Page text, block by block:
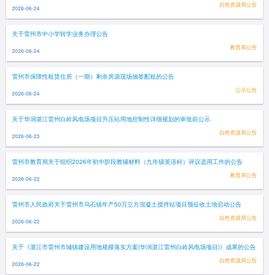
2026-06-24 自然资源局公告
关于雷州市中小学转学业务办理公告
2026-06-24 教育局公告
雷州市保障性租赁住房（一期）剩余房源现场抽签配租的公告
2026-06-24 公示公告
关于华润湛江雷州白岭风电场项目升压站用地控制性详细规划的审批前公示
2026-06-23 自然资源局公告
雷州市教育局关于组织2026年初中阶段教辅材料（九年级英语科）评议选用工作的公告
2026-06-22 教育局公告
雷州市人民政府关于雷州市乌石镇年产50万立方混凝土搅拌站项目预征收土地启动公告
2026-06-22 自然资源局公告
关于《湛江市雷州市城镇建设用地规模落实方案(华润湛江雷州白岭风电场项目)》成果的公告
2026-06-22 自然资源局公告